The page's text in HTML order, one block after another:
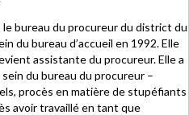
bureau du procureur du district du
du bureau d’accueil en 1992. Elle
assistante du procureur. Elle a
du bureau du procureur –
procès en matière de stupéfiants
avoir travaillé en tant que